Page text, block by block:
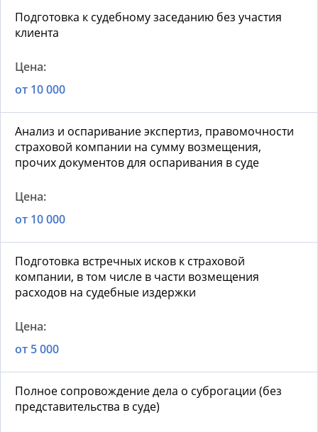
Подготовка к судебному заседанию без участия
клиента
от 10 000
Анализ и оспаривание экспертиз, правомочности
страховой компании на сумму возмещения,
прочих документов для оспаривания в суде
от 10 000
Подготовка встречных исков к страховой
компании, в том числе в части возмещения
расходов на судебные издержки
от 5 000
Полное сопровождение дела о суброгации (без
представительства в суде)